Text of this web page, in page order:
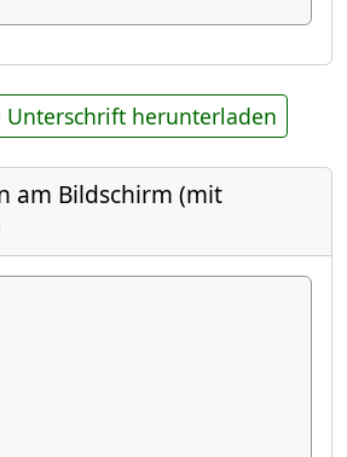
herunterladen
am Bildschirm (mit